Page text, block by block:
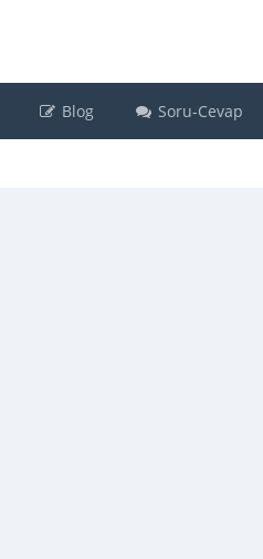
Blog Soru-Cevap